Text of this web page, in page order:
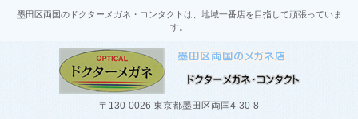
墨田区両国のドクターメガネ・コンタクトは、地域一番店を目指して頑張っていま
す。
〒130-0026 東京都墨田区両国4-30-8